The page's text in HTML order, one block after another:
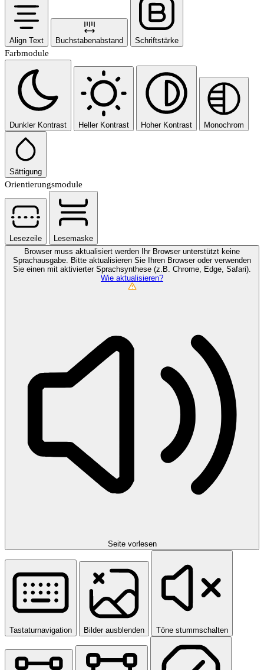
Align Text Buchstabenabstand Schriftstärke
Farbmodule
Dunkler Kontrast Heller Kontrast Hoher Kontrast Monochrom
Sättigung
Orientierungsmodule
Lesezeile
Lesemaske
Browser muss aktualisiert werden
Ihr Browser unterstützt keine
Sprachausgabe. Bitte aktualisieren Sie Ihren Browser oder verwenden
Sie einen mit aktivierter Sprachsynthese (z.B. Chrome, Edge, Safari).
Wie aktualisieren?
Seite vorlesen
Tastaturnavigation Bilder ausblenden Töne stummschalten